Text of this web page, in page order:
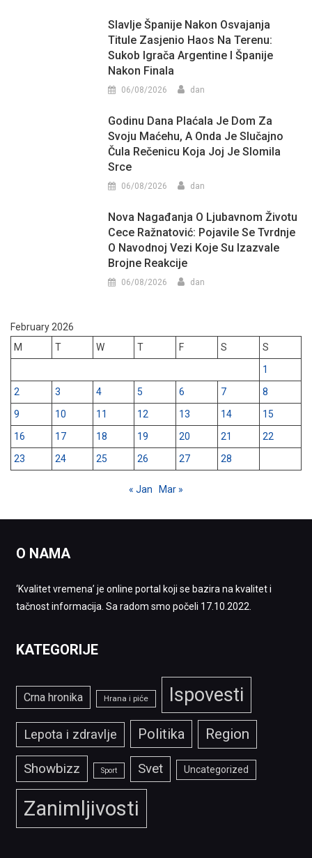
Slavlje Španije Nakon Osvajanja
Titule Zasjenio Haos Na Terenu:
Sukob Igrača Argentine I Španije
Nakon Finala
06/08/2026 dan
Godinu Dana Plaćala Je Dom Za
Svoju Maćehu, A Onda Je Slučajno
Čula Rečenicu Koja Joj Je Slomila
Srce
06/08/2026 dan
Nova Nagađanja O Ljubavnom Životu
Cece Ražnatović: Pojavile Se Tvrdnje
O Navodnoj Vezi Koje Su Izazvale
Brojne Reakcije
06/08/2026 dan
February 2026
M
T W T F S
S
1
2
3 4 5 6 7
8
9
10 11 12 13 14
15
16
17 18 19 20 21
22
23
24 25 26 27 28
« Jan Mar »
O NAMA
‘Kvalitet vremena’ je online portal koji se bazira na kvalitet i
tačnost informacija. Sa radom smo počeli 17.10.2022.
KATEGORIJE
Crna hronika Hrana i piće Ispovesti
Lepota i zdravlje Politika Region
Showbizz Sport Svet Uncategorized
Zanimljivosti